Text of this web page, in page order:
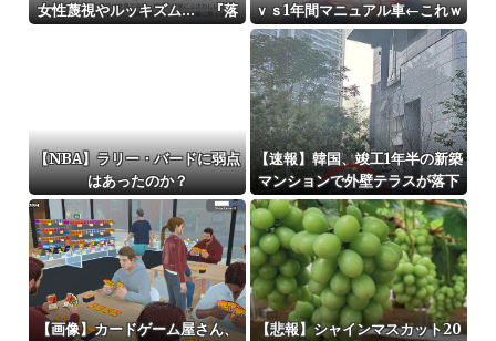
女性蔑視やルッキズム… 『落
ｖｓ1年間マニュアル車←これｗ
ｗｗｗｗ
【NBA】ラリー・バードに弱点
はあったのか？
【速報】韓国、竣工1年半の新築
マンションで外壁テラスが落下
という信じられない後進国建築
を披露
【画像】カードゲーム屋さん、
【悲報】シャインマスカット20